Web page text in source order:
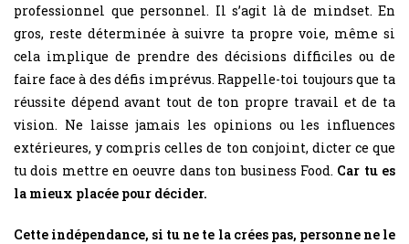
professionnel que personnel. Il s’agit là de mindset. En
gros, reste déterminée à suivre ta propre voie, même si
cela implique de prendre des décisions difficiles ou de
faire face à des défis imprévus. Rappelle-toi toujours que ta
réussite dépend avant tout de ton propre travail et de ta
vision. Ne laisse jamais les opinions ou les influences
extérieures, y compris celles de ton conjoint, dicter ce que
tu dois mettre en oeuvre dans ton business Food. Car tu es
la mieux placée pour décider.
Cette indépendance, si tu ne te la crées pas, personne ne le